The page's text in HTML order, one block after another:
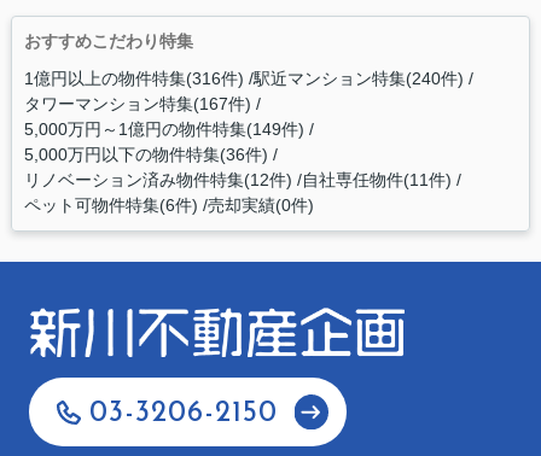
おすすめこだわり特集
1億円以上の物件特集(316件) 駅近マンション特集(240件)
タワーマンション特集(167件)
5,000万円～1億円の物件特集(149件)
5,000万円以下の物件特集(36件)
リノベーション済み物件特集(12件) 自社専任物件(11件)
ペット可物件特集(6件) 売却実績(0件)
03-3206-2150